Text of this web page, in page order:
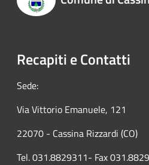
Recapiti e Contatti
Sede:
Via Vittorio Emanuele, 121
22070 - Cassina Rizzardi (CO)
Tel. 031.8829311- Fax